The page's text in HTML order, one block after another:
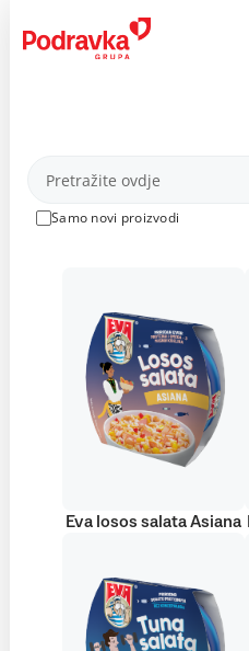
content
Proizvodi
Samo novi proizvodi
Eva losos salata Asiana